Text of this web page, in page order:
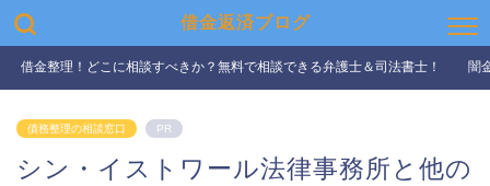
借金返済ブログ
借金整理！どこに相談すべきか？無料で相談できる弁護士＆司法書士！ 闇
債務整理の相談窓口 PR
シン・イストワール法律事務所と他の